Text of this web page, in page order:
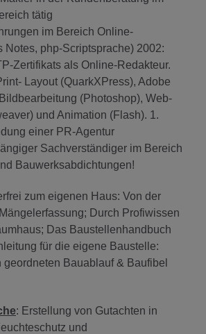
tätig
im Bereich Online-
Notes, php-Scriptsprache) 2002:
Zertifikats als Online-Redakteur.
Layout (QuarkXPress), Adobe
(Photoshop), Web-
und Animation (Flash). 1.
einer PR-Agentur
Sachverständiger im Bereich
Bauwerksabdichtungen!
zum eigenen Haus: Von der
Durch Profiwissen
Das Baustellenhandbuch
für die eigene Baustelle:
geordneten Bauablauf & Baufibel
: Erstellung von Gutachten in
und